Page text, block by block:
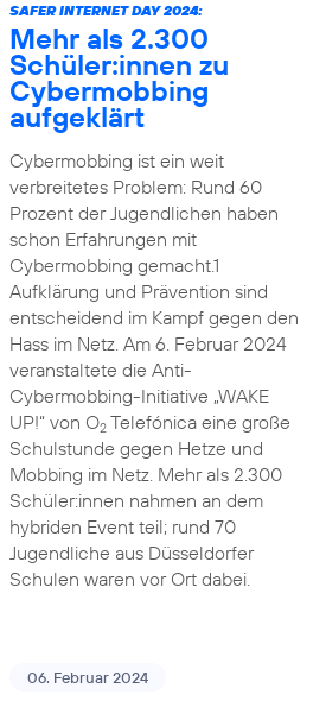
SAFER INTERNET DAY 2024:
Mehr als 2.300
Schüler:innen zu
Cybermobbing
aufgeklärt
Cybermobbing ist ein weit
verbreitetes Problem: Rund 60
Prozent der Jugendlichen haben
schon Erfahrungen mit
Cybermobbing gemacht.1
Aufklärung und Prävention sind
entscheidend im Kampf gegen den
Hass im Netz. Am 6. Februar 2024
veranstaltete die Anti-
Cybermobbing-Initiative „WAKE
UP!“ von O2Telefónica eine große
Schulstunde gegen Hetze und
Mobbing im Netz. Mehr als 2.300
Schüler:innen nahmen an dem
hybriden Event teil; rund 70
Jugendliche aus Düsseldorfer
Schulen waren vor Ort dabei.
06. Februar 2024